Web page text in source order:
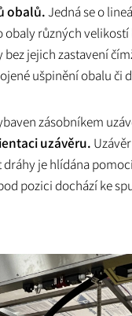
obalů.Jedná se o
obaly různých
bez jejich zastavení
ušpinění obalu či
zásobníkem
uzávěru.
je hlídána
pozici dochází ke